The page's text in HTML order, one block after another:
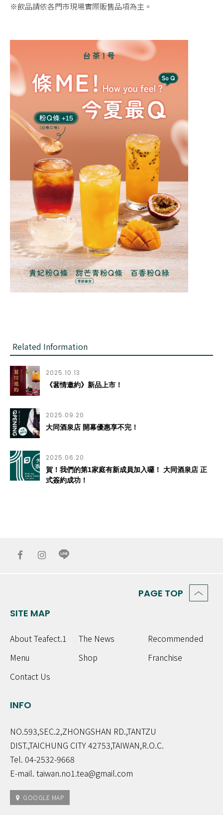
※飲品請依各門市現場實際販售品項為主。
Related Information
2025.10.13
《葚情邀約》新品上市！
2025.09.20
大同酒泉店 開幕優惠享不完！
2025.06.20
賀！我們的第1家庭有新成員加入囉！ 大同酒泉店 正
式簽約成功！
INFO
NO.593,SEC.2,ZHONGSHAN RD.,TANTZU
DIST.,TAICHUNG CITY 42753,TAIWAN,R.O.C.
Tel. 04-2532-9668
E-mail. taiwan.no1.tea@gmail.com
GOOGLE MAP
SITE MAP
About Teafect.1 The News
Recommended
Menu
Shop
Franchise
Contact Us
PAGE TOP